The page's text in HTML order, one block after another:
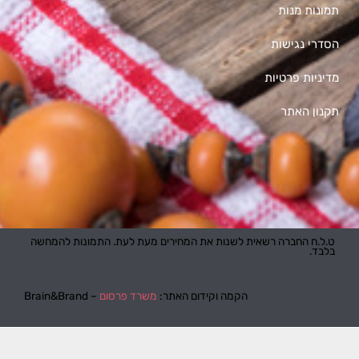
תמונות מנות
הסדרי נגישות
מדיניות פרטיות
תקנון האתר
ט.ל.ח החברה רשאית לשנות את המחירים מעת לעת. התמונות להמחשה
בלבד.
הקמה וקידום האתר: משרד פרסום – Brain&Brand